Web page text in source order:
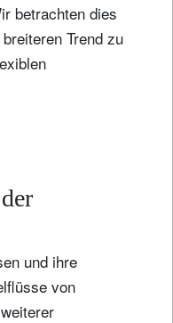
betrachten dies
Trend zu
und ihre
von